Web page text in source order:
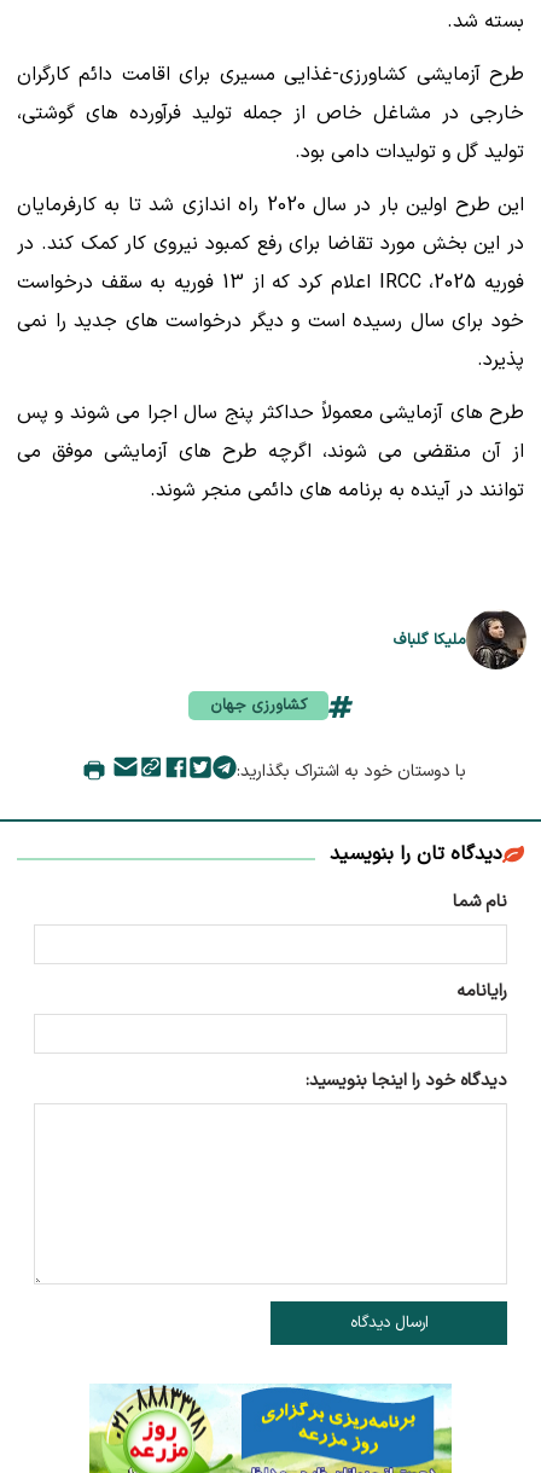
بسته شد.
طرح آزمایشی کشاورزی-غذایی مسیری برای اقامت دائم کارگران
خارجی در مشاغل خاص از جمله تولید فرآورده های گوشتی،
تولید گل و تولیدات دامی بود.
این طرح اولین بار در سال 2020 راه اندازی شد تا به کارفرمایان
در این بخش مورد تقاضا برای رفع کمبود نیروی کار کمک کند. در
فوریه 2025، IRCC اعلام کرد که از 13 فوریه به سقف درخواست
خود برای سال رسیده است و دیگر درخواست های جدید را نمی
پذیرد.
طرح های آزمایشی معمولاً حداکثر پنج سال اجرا می شوند و پس
از آن منقضی می شوند، اگرچه طرح های آزمایشی موفق می
توانند در آینده به برنامه های دائمی منجر شوند.
ملیکا گلباف
کشاورزی جهان
با دوستان خود به اشتراک بگذارید:
دیدگاه تان را بنویسید
نام شما
رایانامه
دیدگاه خود را اینجا بنویسید:
ارسال دیدگاه